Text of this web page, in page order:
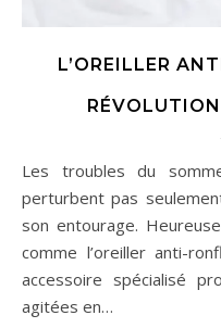
L’OREILLER
Les troubles du sommeil tels que le ronflement ne
perturbent pas
son entourage.
comme l’oreiller anti-
accessoire spécialisé
agitées en…